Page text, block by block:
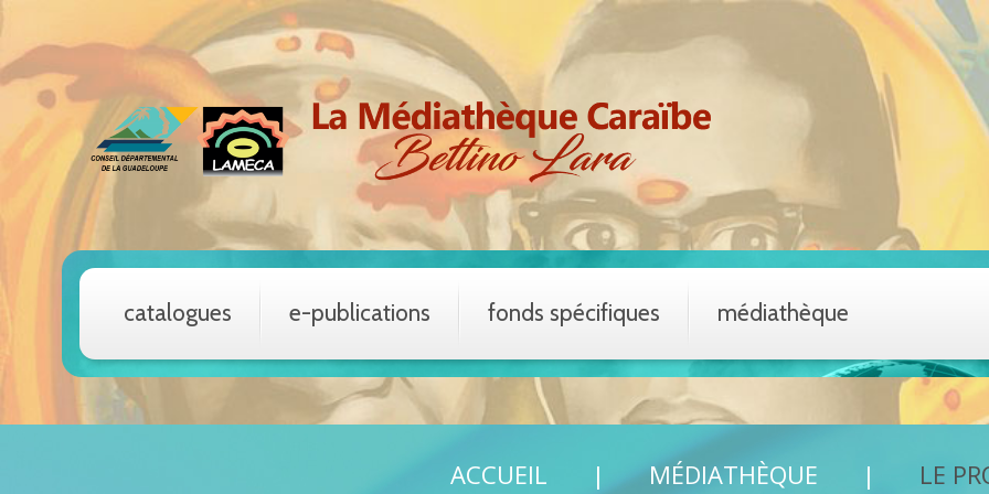
catalogues e-publications fonds spécifiques médiathèque
ACCUEIL MÉDIATHÈQUE LE